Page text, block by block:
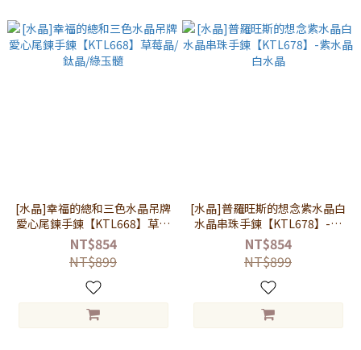
[水晶]幸福的總和三色水晶吊牌
愛心尾鍊手鍊【KTL668】草莓
晶/鈦晶/綠玉髓
NT$854
NT$899
[水晶]普羅旺斯的想念紫水晶白
水晶串珠手鍊【KTL678】-紫
水晶白水晶
NT$854
NT$899